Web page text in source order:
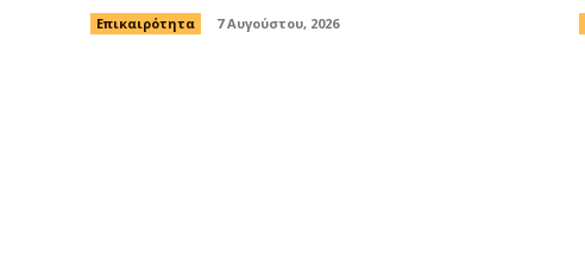
Επικαιρότητα 7 Αυγούστου, 2026